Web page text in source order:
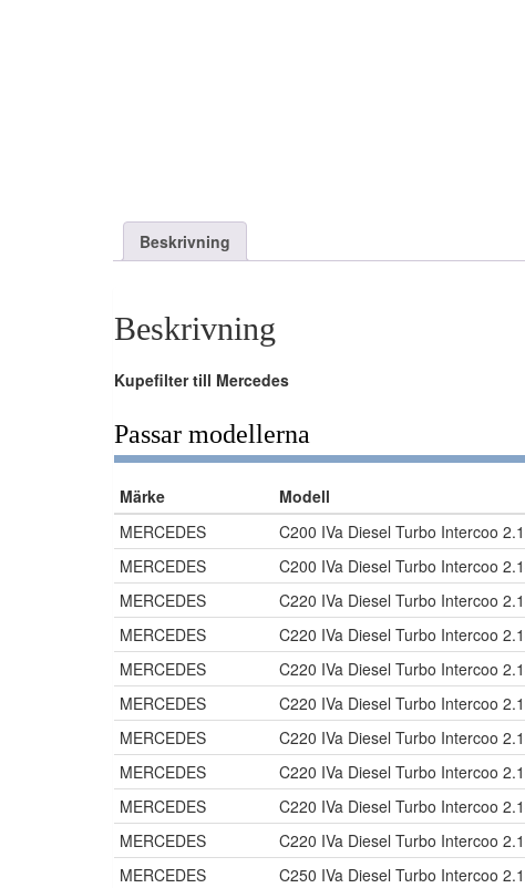
Beskrivning
Beskrivning
Kupefilter till Mercedes
Passar modellerna
Märke Modell
MERCEDES
C200 IVa Diesel Turbo Intercoo
MERCEDES
C200 IVa Diesel Turbo Intercoo
MERCEDES
C220 IVa Diesel Turbo Intercoo
MERCEDES
C220 IVa Diesel Turbo Intercoo
MERCEDES
C220 IVa Diesel Turbo Intercoo
MERCEDES
C220 IVa Diesel Turbo Intercoo
MERCEDES
C220 IVa Diesel Turbo Intercoo
MERCEDES
C220 IVa Diesel Turbo Intercoo
MERCEDES
C220 IVa Diesel Turbo Intercoo
MERCEDES
C220 IVa Diesel Turbo Intercoo
MERCEDES
C250 IVa Diesel Turbo Intercoo